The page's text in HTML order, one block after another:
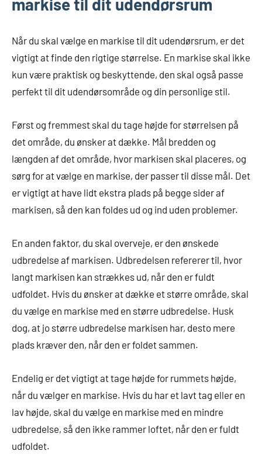
Når du skal vælge en markise til dit udendørsrum, er det
vigtigt at finde den rigtige størrelse. En markise skal ikke
kun være praktisk og beskyttende, den skal også passe
perfekt til dit udendørsområde og din personlige stil.
Først og fremmest skal du tage højde for størrelsen på
det område, du ønsker at dække. Mål bredden og
længden af det område, hvor markisen skal placeres, og
sørg for at vælge en markise, der passer til disse mål. Det
er vigtigt at have lidt ekstra plads på begge sider af
markisen, så den kan foldes ud og ind uden problemer.
En anden faktor, du skal overveje, er den ønskede
udbredelse af markisen. Udbredelsen refererer til, hvor
langt markisen kan strækkes ud, når den er fuldt
udfoldet. Hvis du ønsker at dække et større område, skal
du vælge en markise med en større udbredelse. Husk
dog, at jo større udbredelse markisen har, desto mere
plads kræver den, når den er foldet sammen.
Endelig er det vigtigt at tage højde for rummets højde,
når du vælger en markise. Hvis du har et lavt tag eller en
lav højde, skal du vælge en markise med en mindre
udbredelse, så den ikke rammer loftet, når den er fuldt
udfoldet.